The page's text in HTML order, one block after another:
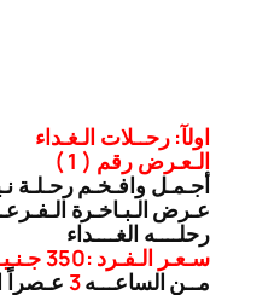
اولآ: رحــلات الـغـداء
الـعـرض رقم ( 1 )
أجـمـل وافـخـم رحـلـة
عـرض الـبـاخـرة
رحلــــه الغــــداء
سـعـر الـفـرد :350 جـنـيـة
مــن الساعـــه3 عـصراً